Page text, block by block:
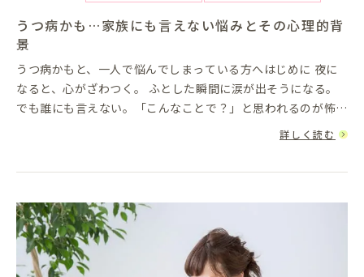
うつ病かも…家族にも言えない悩みとその心理的背
景
うつ病かもと、一人で悩んでしまっている方へはじめに 夜に
なると、心がざわつく。 ふとした瞬間に涙が出そうになる。
でも誰にも言えない。「こんなことで？」と思われるのが怖く
て、ついつい遠慮してしまう…このように、精神的な負荷が蓄
詳しく読む